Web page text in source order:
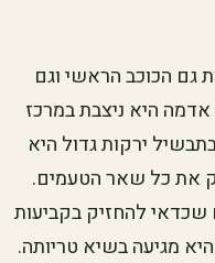
גם הכוכב הראשי וגם
היא ניצבת במרכז
ירקות גדול היא
את כל שאר הטעמים.
שכדאי להחזיק בקביעות
מגיעה בשיא טריותה.